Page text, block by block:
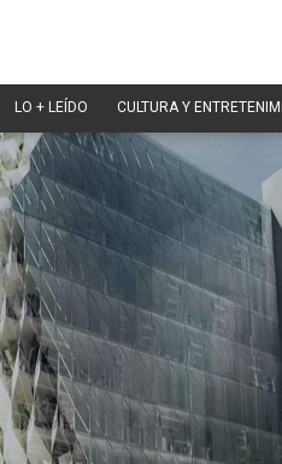
LO + LEÍDO CULTURA Y